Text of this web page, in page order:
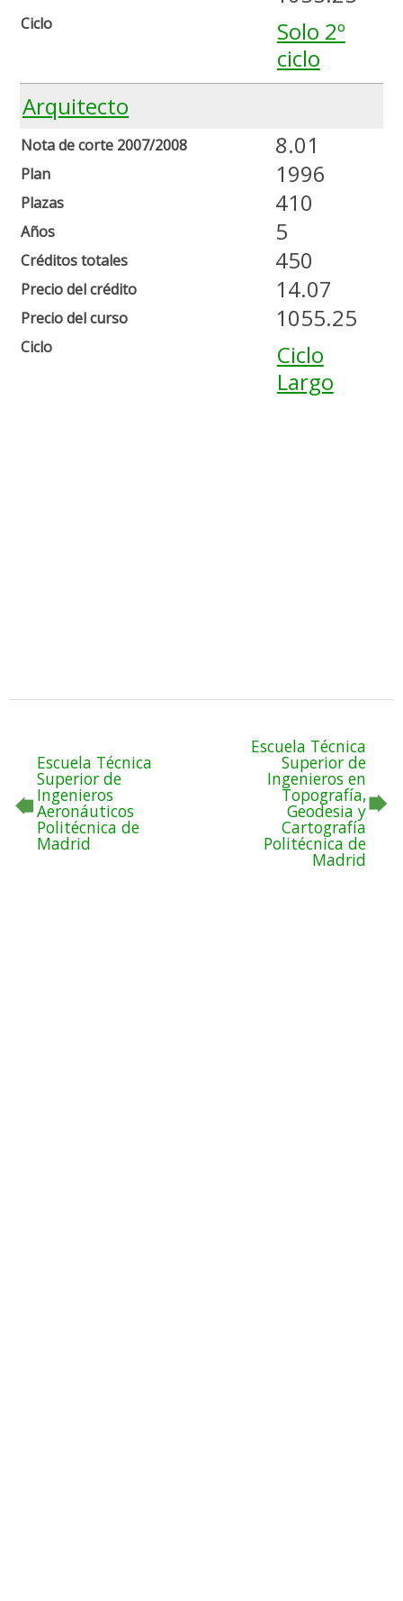
Ciclo
Solo 2º
ciclo
Arquitecto
Nota de corte 2007/2008
Plan
Plazas
Años
Créditos totales
Precio del crédito
Precio del curso
Ciclo
8.01
1996
410
5
450
14.07
1055.25
Ciclo
Largo
Escuela Técnica
Superior de
Ingenieros
Aeronáuticos
Politécnica de
Madrid
Escuela Técnica
Superior de
Ingenieros en
Topografía,
Geodesia y
Cartografía
Politécnica de
Madrid